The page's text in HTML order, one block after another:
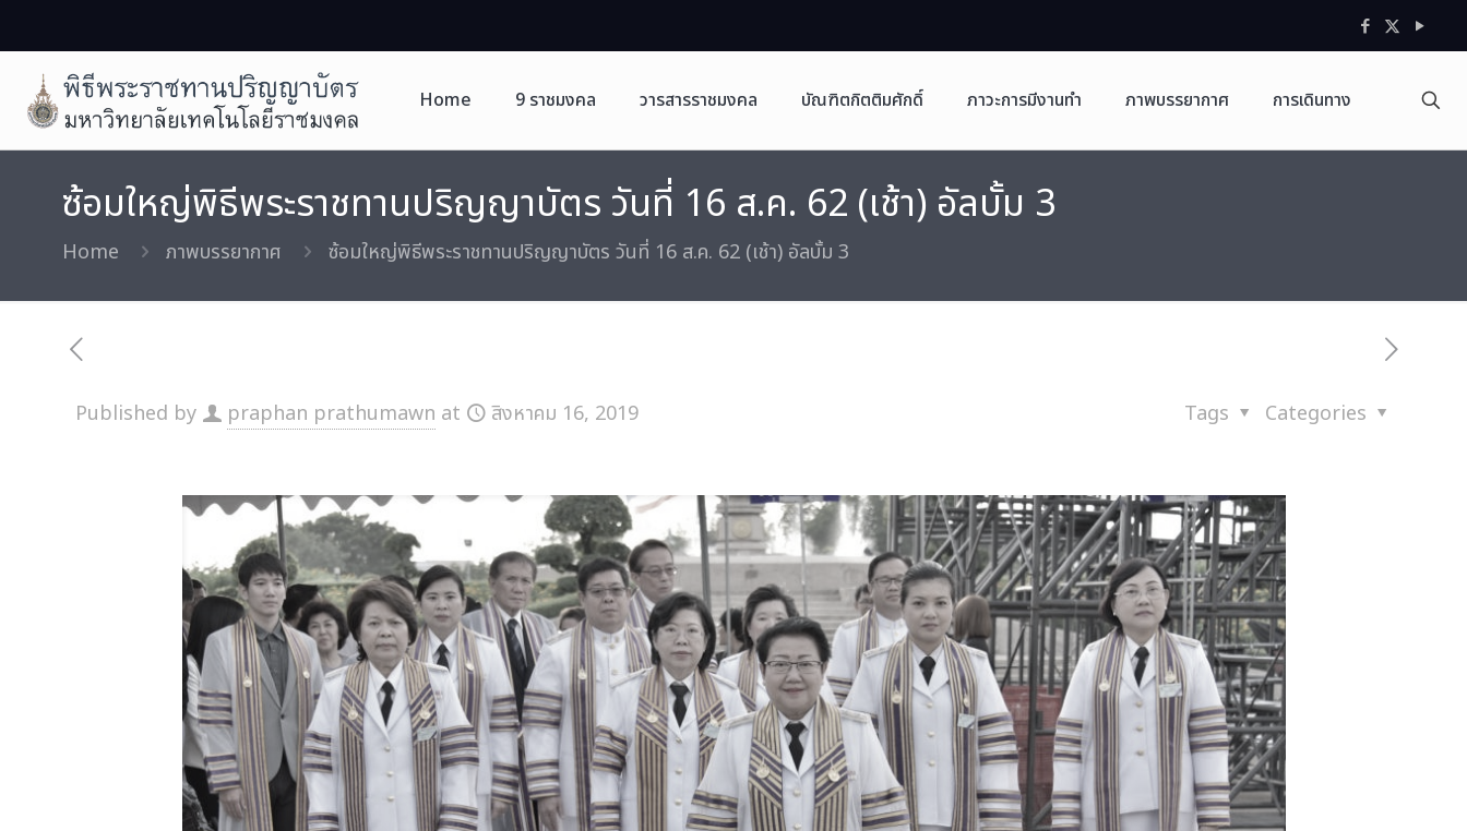
Home 9 ราชมงคล วารสารราชมงคล บัณฑิตกิตติมศักดิ์ ภาวะการมีงานทำ ภาพบรรยากาศ การเดินทาง
ซ้อมใหญ่พิธีพระราชทานปริญญาบัตร วันที่ 16 ส.ค. 62 (เช้า) อัลบั้ม 3
Home ภาพบรรยากาศ ซ้อมใหญ่พิธีพระราชทานปริญญาบัตร วันที่ 16 ส.ค. 62 (เช้า) อัลบั้ม 3
Published by praphan prathumawn at สิงหาคม 16, 2019 Categories
Tags